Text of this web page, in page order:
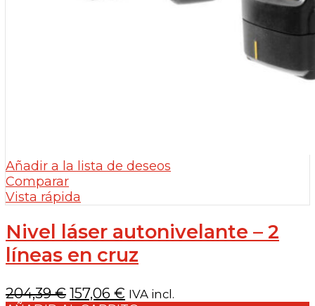
Añadir a la lista de deseos
Comparar
Vista rápida
Nivel láser autonivelante – 2
líneas en cruz
204,39€ El
157,06 € El
IVA incl.